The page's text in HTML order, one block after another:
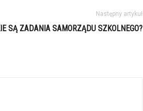
Następny artykuł
SĄ ZADANIA SAMORZĄDU SZKOLNEGO?